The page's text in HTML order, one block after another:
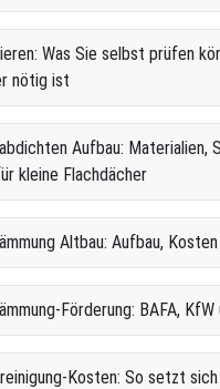
Was Sie selbst prüfen
nötig ist
Aufbau: Materialien,
kleine Flachdächer
Altbau: Aufbau,
Förderung: BAFA,
Kosten: So setzt